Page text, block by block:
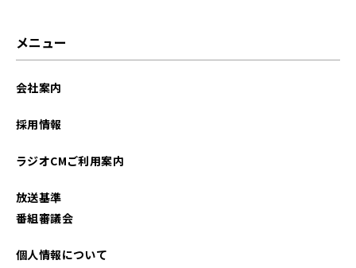
2025年07月
メニュー
会社案内
採用情報
ラジオCMご利用案内
放送基準
番組審議会
個人情報について